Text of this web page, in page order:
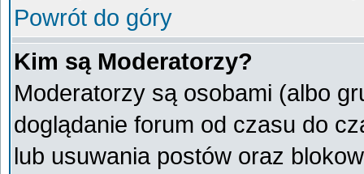
Powrót do góry
Kim są Moderatorzy?
Moderatorzy są osobami (albo
doglądanie forum od czasu do
lub usuwania postów oraz